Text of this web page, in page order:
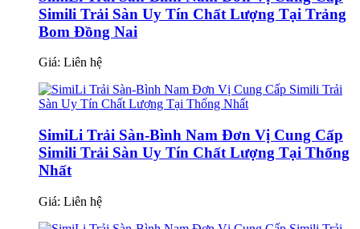
Simili Trải Sàn Uy Tín Chất Lượng Tại Trảng
Bom Đồng Nai
Giá: Liên hệ
SimiLi Trải Sàn-Bình Nam Đơn Vị Cung Cấp
Simili Trải Sàn Uy Tín Chất Lượng Tại Thống
Nhất
Giá: Liên hệ